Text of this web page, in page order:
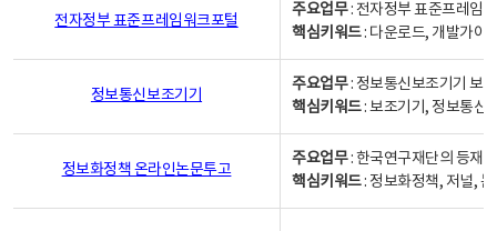
전자정부 표준프레임워크포털
주요업무: 전자정부 표준프레임
핵심키워드: 다운로드, 개발가이
정보통신보조기기
주요업무: 정보통신보조기기 보
핵심키워드: 보조기기, 정보통신
정보화정책 온라인논문투고
주요업무: 한국연구재단의 등재
핵심키워드: 정보화정책, 저널,